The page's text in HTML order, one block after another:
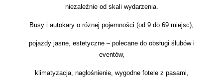
niezależnie od skali wydarzenia.
Busy i autokary o różnej pojemności (od 9 do 69 miejsc),
pojazdy jasne, estetyczne – polecane do obsługi ślubów i
eventów,
klimatyzacja, nagłośnienie, wygodne fotele z pasami,